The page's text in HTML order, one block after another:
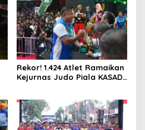
Rekor! 1.424 Atlet Ramaikan
Kejurnas Judo Piala KASAD